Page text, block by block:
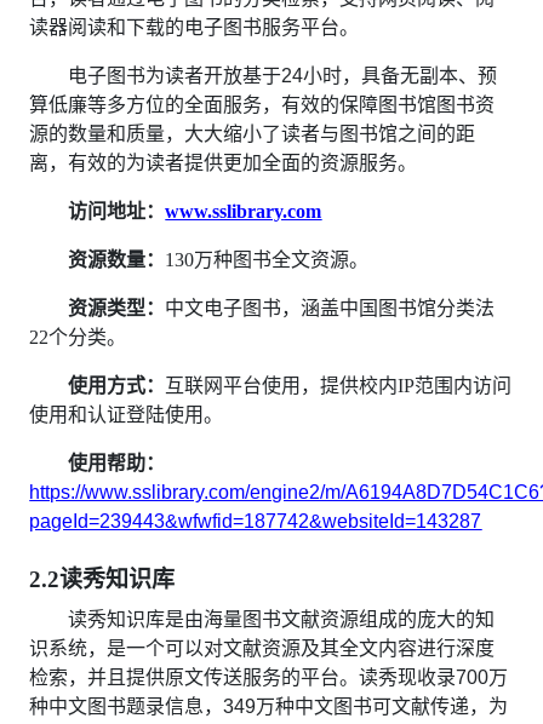
读器阅读和下载的电子图书服务平台。
电子图书为读者开放基于24小时，具备无副本、预
算低廉等多方位的全面服务，有效的保障图书馆图书资
源的数量和质量，大大缩小了读者与图书馆之间的距
离，有效的为读者提供更加全面的资源服务。
访问地址：www.sslibrary.com
资源数量： 130万种图书全文资源。
资源类型： 中文电子图书，涵盖中国图书馆分类法
22个分类。
使用方式： 互联网平台使用，提供校内IP范围内访问
使用和认证登陆使用。
使用帮助：
https://www.sslibrary.com/engine2/m/
pageId=239443&wfwfid=187742&websiteId=143287
2.2读秀知识库
读秀知识库是由海量图书文献资源组成的庞大的知
识系统，是一个可以对文献资源及其全文内容进行深度
检索，并且提供原文传送服务的平台。读秀现收录700万
种中文图书题录信息，349万种中文图书可文献传递，为